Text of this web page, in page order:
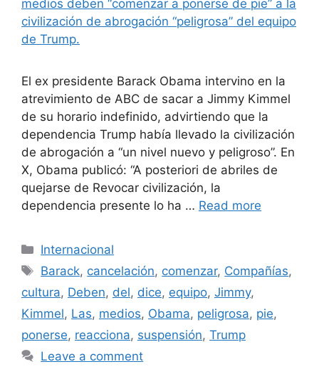
El ex presidente Barack Obama intervino en la
atrevimiento de ABC de sacar a Jimmy Kimmel
de su horario indefinido, advirtiendo que la
dependencia Trump había llevado la civilización
de abrogación a “un nivel nuevo y peligroso”. En
X, Obama publicó: “A posteriori de abriles de
quejarse de Revocar civilización, la
dependencia presente lo ha … Read more
Categories
Internacional
Tags
Barack, cancelación, comenzar, Compañías,
cultura, Deben, del, dice, equipo, Jimmy,
Kimmel, Las, medios, Obama, peligrosa, pie,
ponerse, reacciona, suspensión, Trump
Leave a comment